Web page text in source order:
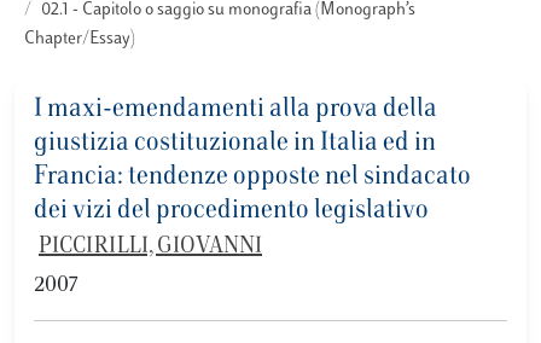
02.1 - Capitolo o saggio su monografia (Monograph’s
Chapter/Essay)
I maxi-emendamenti alla prova della
giustizia costituzionale in Italia ed in
Francia: tendenze opposte nel sindacato
dei vizi del procedimento legislativo
PICCIRILLI, GIOVANNI
2007